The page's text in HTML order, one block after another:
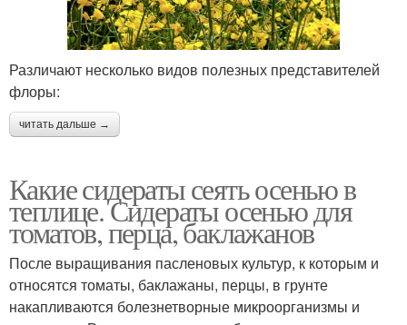
Различают несколько видов полезных представителей
флоры:
читать дальше →
Какие сидераты сеять осенью в
теплице. Сидераты осенью для
томатов, перца, баклажанов
После выращивания пасленовых культур, к которым и
относятся томаты, баклажаны, перцы, в грунте
накапливаются болезнетворные микроорганизмы и